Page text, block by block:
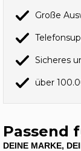
Große
Sicheres
über
Passend
DEINE MARKE,